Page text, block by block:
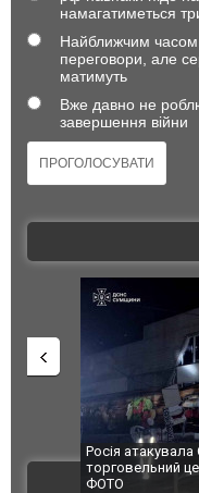
намагатиметься
Найближчим часом
переговори, але
матимуть
Вже давно не
завершення війни
пошкоджено
є постраждалі.
під